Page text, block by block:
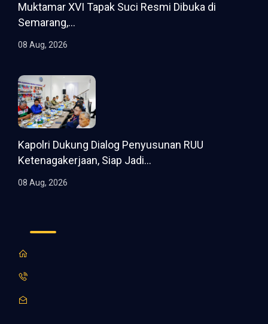
Muktamar XVI Tapak Suci Resmi Dibuka di
Semarang,...
08 Aug, 2026
Kapolri Dukung Dialog Penyusunan RUU
Ketenagakerjaan, Siap Jadi...
08 Aug, 2026